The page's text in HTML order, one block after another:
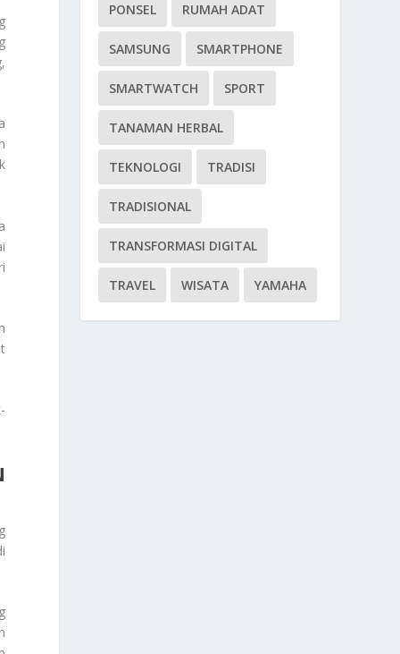
PONSEL RUMAH ADAT
SAMSUNG SMARTPHONE
SMARTWATCH SPORT
TANAMAN HERBAL
TEKNOLOGI TRADISI
TRADISIONAL
TRANSFORMASI DIGITAL
TRAVEL WISATA YAMAHA